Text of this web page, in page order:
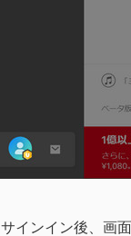
サインイン後、画